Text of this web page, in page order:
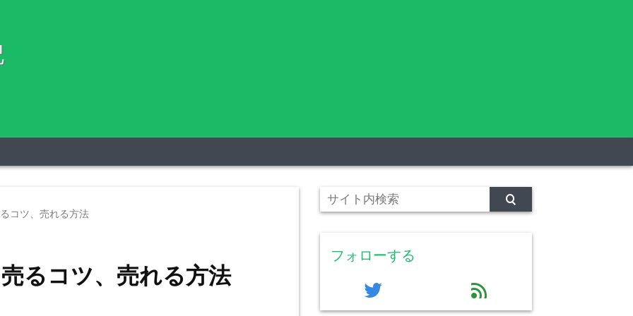
コツ、売れる方法
るコツ、売れる方法
フォローする
twitter feed